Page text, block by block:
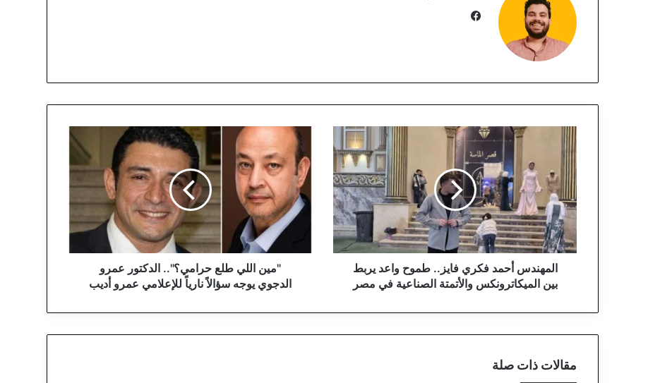
ا
ل
ه
ن
د
س
أ
ح
ك
ا
المهندس أحمد فكري فايز.. طموح واعد يربط
بين الميكاترونكس والأتمتة الصناعية في مصر
ي
ن
ط
ر
"مين اللي طلع حرامي؟".. الدكتور عمرو
الدجوي يوجه سؤالاً نارياً للإعلامي عمرو أديب
مقالات ذات صلة